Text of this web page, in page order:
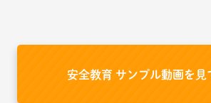
安全教育 サンプル動画を見